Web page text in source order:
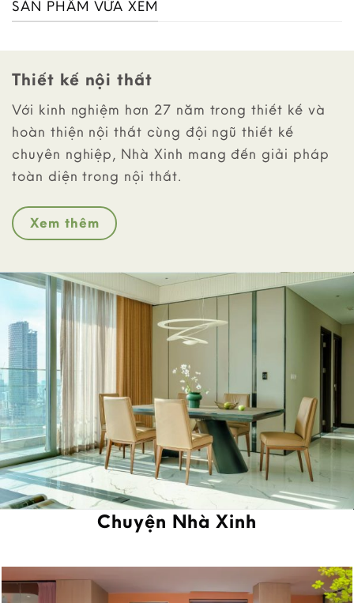
SẢN PHẨM VỪA XEM
Thiết kế nội thất
Với kinh nghiệm hơn 27 năm trong thiết kế và
hoàn thiện nội thất cùng đội ngũ thiết kế
chuyên nghiệp, Nhà Xinh mang đến giải pháp
toàn diện trong nội thất.
Xem thêm
Chuyện Nhà Xinh